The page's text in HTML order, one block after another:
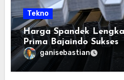
Tekno
Harga Spandek
Prima Bajaindo Sukses
ganisebastian